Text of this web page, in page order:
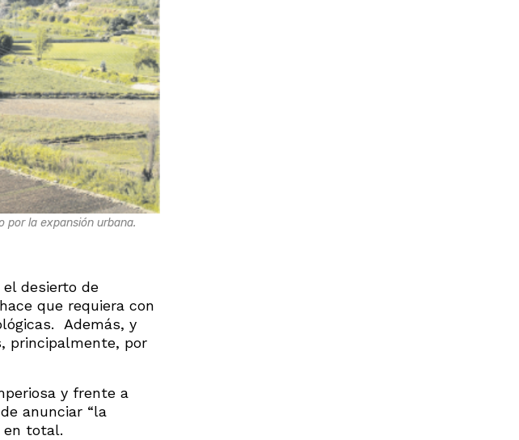
por la expansión urbana.
desierto de
que requiera con
Además, y
principalmente, por
y frente a
anunciar “la
en total.